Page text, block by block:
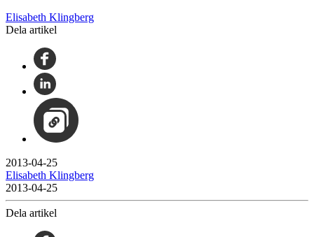
Elisabeth Klingberg
Dela artikel
2013-04-25
Elisabeth Klingberg
2013-04-25
Dela artikel